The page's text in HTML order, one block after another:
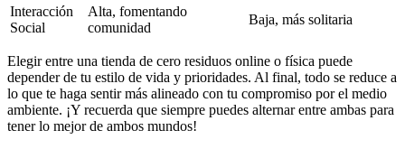
Interacción
Social
Alta, fomentando
comunidad
Baja, más solitaria
Elegir entre una tienda de cero residuos online o física puede
depender de tu estilo de vida y prioridades. Al final, todo se reduce a
lo que te haga sentir más alineado con tu compromiso por el medio
ambiente. ¡Y recuerda que siempre puedes alternar entre ambas para
tener lo mejor de ambos mundos!